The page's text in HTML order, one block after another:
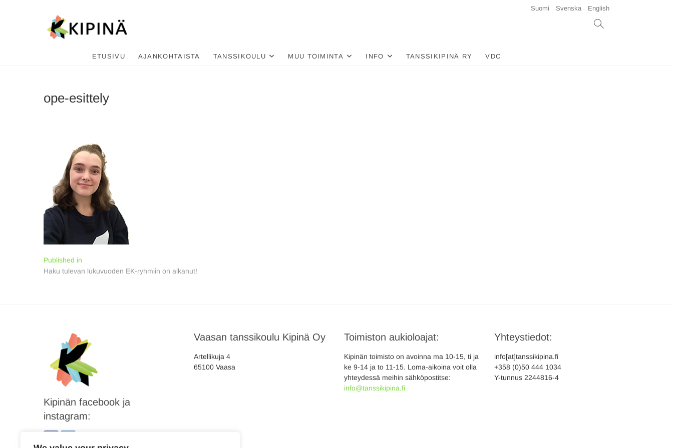
Suomi Svenska English
ETUSIVU AJANKOHTAISTA TANSSIKOULU MUU TOIMINTA INFO TANSSIKIPINÄ RY VDC
ope-esittely
Artikkelien
selaus
Published in
Haku tulevan lukuvuoden EK-ryhmiin on alkanut!
Kipinän facebook ja
instagram:
Vaasan tanssikoulu Kipinä Oy
Artellikuja 4
65100 Vaasa
Toimiston aukioloajat:
Kipinän toimisto on avoinna ma 10-15, ti ja
ke 9-14 ja to 11-15. Loma-aikoina voit olla
yhteydessä meihin sähköpostitse:
info@tanssikipina.fi
Yhteystiedot:
info[at]tanssikipina.fi
+358 (0)50 444 1034
Y-tunnus 2244816-4